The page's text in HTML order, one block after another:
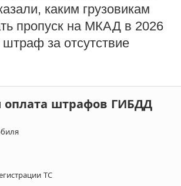
каким грузовикам
пропуск на МКАД в 2026
штраф за отсутствие
оплата штрафов ГИБДД
ТС